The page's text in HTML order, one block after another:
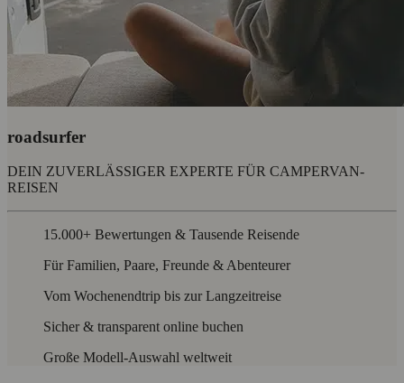
roadsurfer
DEIN ZUVERLÄSSIGER EXPERTE FÜR CAMPERVAN-
REISEN
15.000+ Bewertungen & Tausende Reisende
Für Familien, Paare, Freunde & Abenteurer
Vom Wochenendtrip bis zur Langzeitreise
Sicher & transparent online buchen
Große Modell-Auswahl weltweit